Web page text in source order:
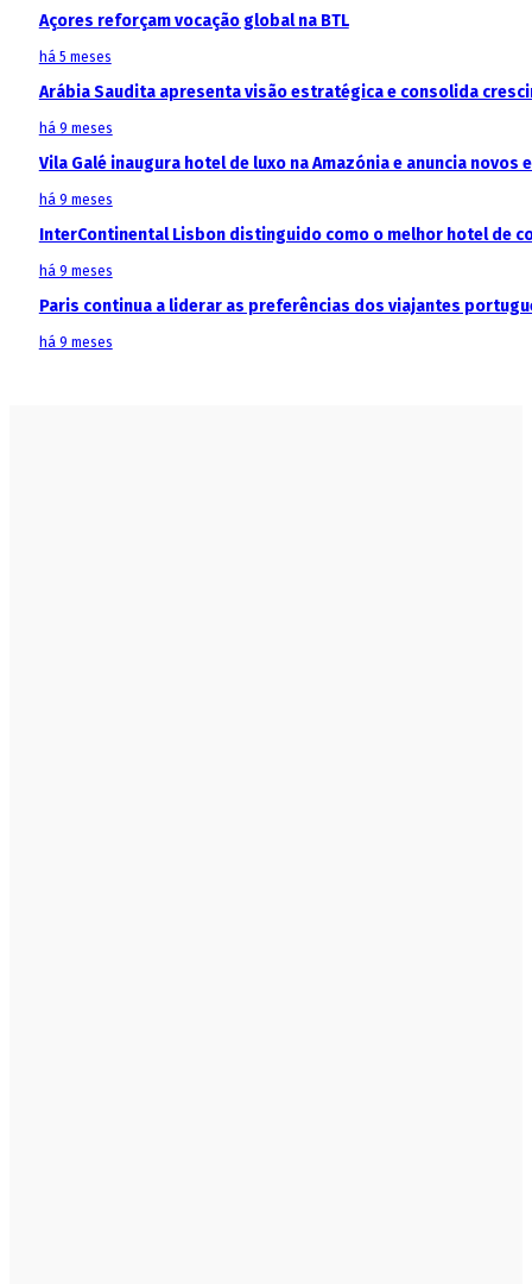
Açores reforçam vocação global na BTL
há 5 meses
Arábia Saudita apresenta visão estratégica e consolida
há 9 meses
Vila Galé inaugura hotel de luxo na Amazónia e anuncia
há 9 meses
InterContinental Lisbon distinguido como o melhor hotel de
há 9 meses
Paris continua a liderar as preferências dos viajantes
há 9 meses